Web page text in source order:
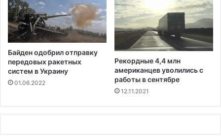
а
с
с
ы
р
а
н
ы
Байден одобрил отправку
передовых ракетных
систем в Украину
01.06.2022
Рекордные 4,4 млн
американцев уволились с
работы в сентябре
12.11.2021